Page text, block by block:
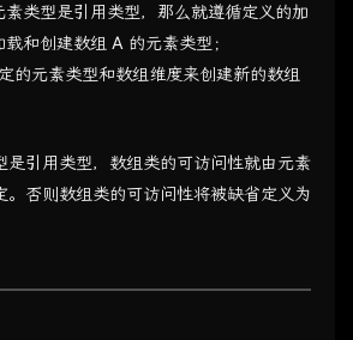
素类型是引用类型，那么就遵循定义的加
和创建数组 A 的元素类型；
的元素类型和数组维度来创建新的数组
是引用类型，数组类的可访问性就由元素
。否则数组类的可访问性将被缺省定义为